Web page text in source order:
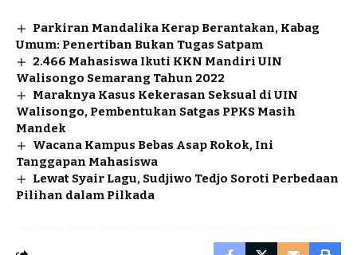
Parkiran Mandalika Kerap Berantakan, Kabag
Umum: Penertiban Bukan Tugas Satpam
2.466 Mahasiswa Ikuti KKN Mandiri UIN
Walisongo Semarang Tahun 2022
Maraknya Kasus Kekerasan Seksual di UIN
Walisongo, Pembentukan Satgas PPKS Masih
Mandek
Wacana Kampus Bebas Asap Rokok, Ini
Tanggapan Mahasiswa
Lewat Syair Lagu, Sudjiwo Tedjo Soroti Perbedaan
Pilihan dalam Pilkada